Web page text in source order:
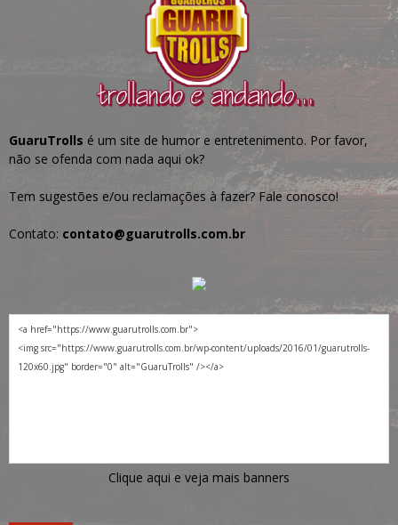
GuaruTrolls é um site de humor e entretenimento. Por favor,
não se ofenda com nada aqui ok?
Tem sugestões e/ou reclamações à fazer? Fale conosco!
Contato: contato@guarutrolls.com.br
Clique aqui e veja mais banners